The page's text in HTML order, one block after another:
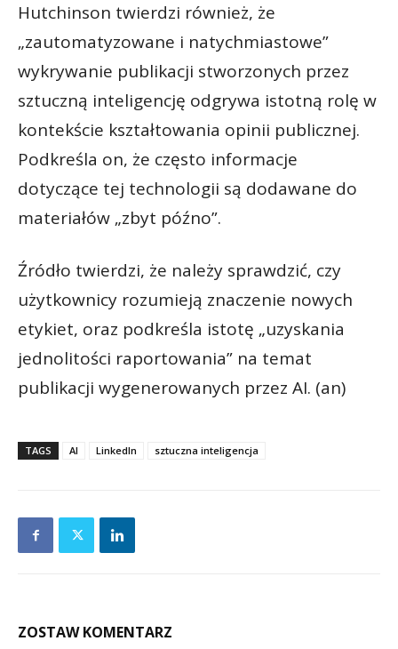
Hutchinson twierdzi również, że
„zautomatyzowane i natychmiastowe”
wykrywanie publikacji stworzonych przez
sztuczną inteligencję odgrywa istotną rolę w
kontekście kształtowania opinii publicznej.
Podkreśla on, że często informacje
dotyczące tej technologii są dodawane do
materiałów „zbyt późno”.
Źródło twierdzi, że należy sprawdzić, czy
użytkownicy rozumieją znaczenie nowych
etykiet, oraz podkreśla istotę „uzyskania
jednolitości raportowania” na temat
publikacji wygenerowanych przez AI. (an)
TAGS AI LinkedIn sztuczna inteligencja
ZOSTAW KOMENTARZ